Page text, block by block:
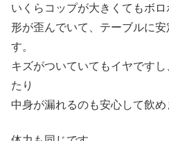
いくらコップが大きくてもボロ
形が歪んでいて、テーブルに
す。
キズがついていてもイヤです
たり
中身が漏れるのも安心して飲め